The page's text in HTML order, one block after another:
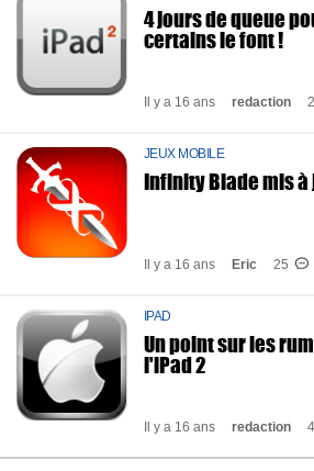
4 jours de queue
certains le font !
Il y a 16 ans redaction
JEUX MOBILE
Infinity Blade mis à
Il y a 16 ans Eric 25
IPAD
Un point sur les
l'iPad 2
Il y a 16 ans redaction